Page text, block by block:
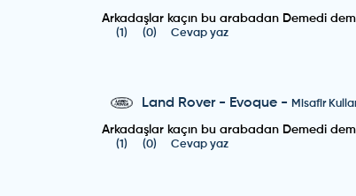
Arkadaşlar kaçın bu arabadan Demedi
(1 ) (0) Cevap yaz
Land Rover- Evoque - Misafir
Arkadaşlar kaçın bu arabadan Demedi
(1 ) (0) Cevap yaz